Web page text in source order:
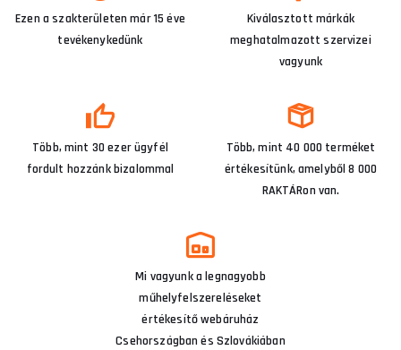
Ezen a szakterületen már 15 éve
tevékenykedünk
Kiválasztott márkák
meghatalmazott szervizei
vagyunk
Több, mint 30 ezer ügyfél
fordult hozzánk bizalommal
Több, mint 40 000 terméket
értékesítünk, amelyből 8 000
RAKTÁRon van.
Mi vagyunk a legnagyobb
műhelyfelszereléseket
értékesítő webáruház
Csehországban és Szlovákiában